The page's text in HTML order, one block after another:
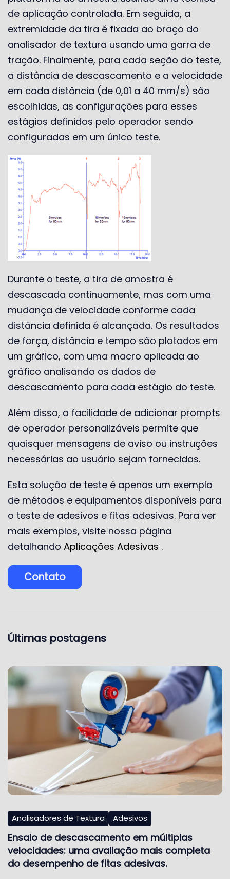
de aplicação controlada. Em seguida, a
extremidade da tira é fixada ao braço do
analisador de textura usando uma garra de
tração. Finalmente, para cada seção do teste,
a distância de descascamento e a velocidade
em cada distância (de 0,01 a 40 mm/s) são
escolhidas, as configurações para esses
estágios definidos pelo operador sendo
configuradas em um único teste.
Durante o teste, a tira de amostra é
descascada continuamente, mas com uma
mudança de velocidade conforme cada
distância definida é alcançada. Os resultados
de força, distância e tempo são plotados em
um gráfico, com uma macro aplicada ao
gráfico analisando os dados de
descascamento para cada estágio do teste.
Além disso, a facilidade de adicionar prompts
de operador personalizáveis ​​permite que
quaisquer mensagens de aviso ou instruções
necessárias ao usuário sejam fornecidas.
Esta solução de teste é apenas um exemplo
de métodos e equipamentos disponíveis para
o teste de adesivos e fitas adesivas. Para ver
mais exemplos, visite nossa página
detalhando Aplicações Adesivas .
Contato
Últimas postagens
Analisadores de Textura Adesivos
Ensaio de descascamento em múltiplas
velocidades: uma avaliação mais completa
do desempenho de fitas adesivas.